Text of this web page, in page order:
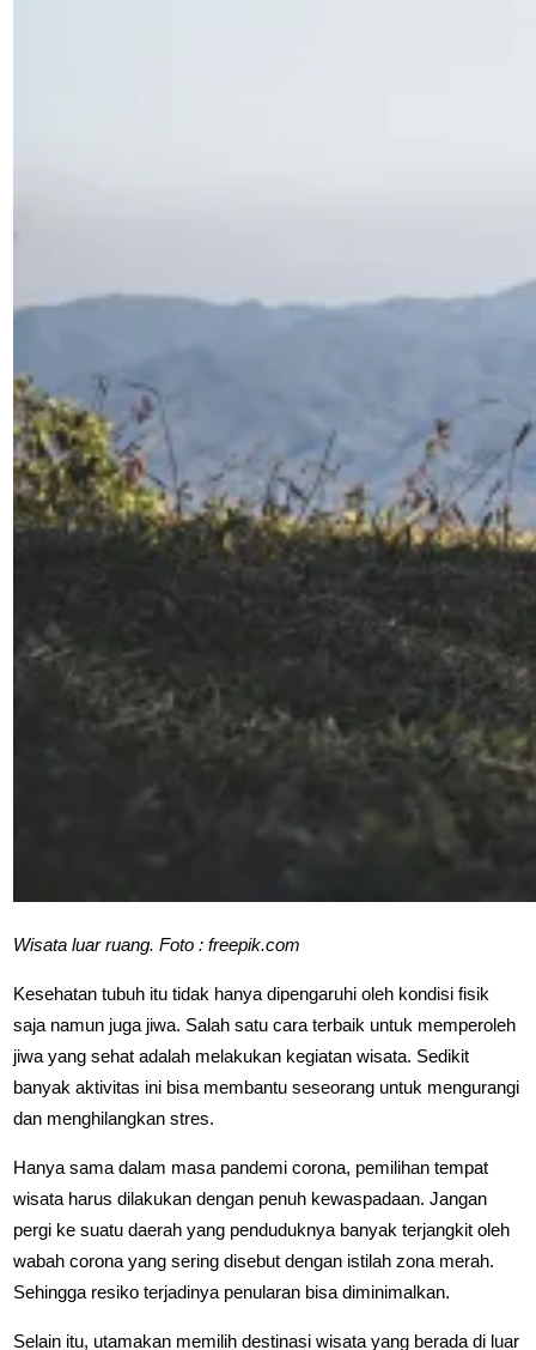
Wisata luar ruang. Foto : freepik.com
Kesehatan tubuh itu tidak hanya dipengaruhi oleh kondisi fisik
saja namun juga jiwa. Salah satu cara terbaik untuk memperoleh
jiwa yang sehat adalah melakukan kegiatan wisata. Sedikit
banyak aktivitas ini bisa membantu seseorang untuk mengurangi
dan menghilangkan stres.
Hanya sama dalam masa pandemi corona, pemilihan tempat
wisata harus dilakukan dengan penuh kewaspadaan. Jangan
pergi ke suatu daerah yang penduduknya banyak terjangkit oleh
wabah corona yang sering disebut dengan istilah zona merah.
Sehingga resiko terjadinya penularan bisa diminimalkan.
Selain itu, utamakan memilih destinasi wisata yang berada di luar